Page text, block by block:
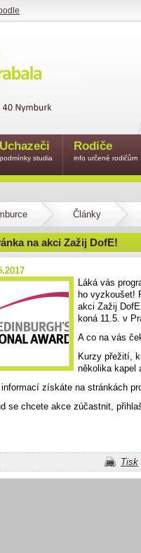
Články
na akci Zažij DofE!
Láká vás
ho vyzkoušet!
akci Zažij
koná 11.5. v
A co na vás
Kurzy přežití,
několika kapel
získáte na stránkách
se chcete akce zúčastnit,
Tisk
Uchazeči
podmínky studia
Rodiče
info určené rodičům